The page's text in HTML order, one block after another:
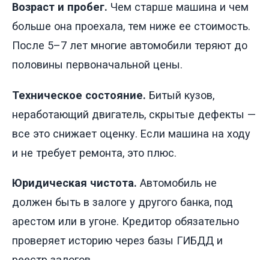
Возраст и пробег. Чем старше машина и чем
больше она проехала, тем ниже ее стоимость.
После 5–7 лет многие автомобили теряют до
половины первоначальной цены.
Техническое состояние. Битый кузов,
неработающий двигатель, скрытые дефекты —
все это снижает оценку. Если машина на ходу
и не требует ремонта, это плюс.
Юридическая чистота. Автомобиль не
должен быть в залоге у другого банка, под
арестом или в угоне. Кредитор обязательно
проверяет историю через базы ГИБДД и